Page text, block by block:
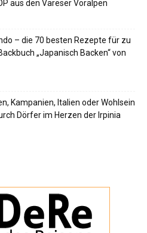
aus den Vareser Voralpen
– die 70 besten Rezepte für zu
„Japanisch Backen“ von
Kampanien, Italien oder Wohlsein
Dörfer im Herzen der Irpinia